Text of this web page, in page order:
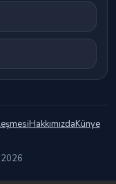
HakkımızdaKünye
2026